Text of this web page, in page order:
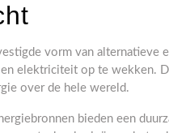
vorm van
elektriciteit op te wekken.
over de hele wereld.
bieden een